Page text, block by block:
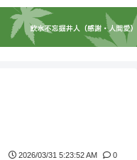
2026/03/31 5:23:52 AM
0